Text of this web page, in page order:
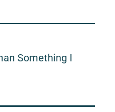
Something I